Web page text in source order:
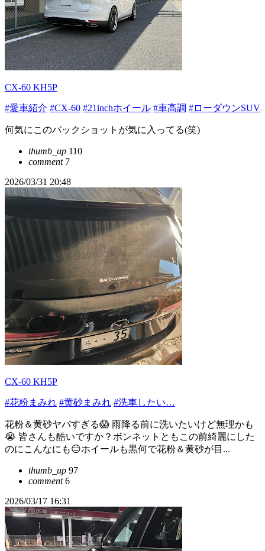
CX-60 KH5P
#愛車紹介 #CX-60 #21inchホイール #車高調 #ローダウンSUV
何気にこのバックショットが気に入ってる(笑)
thumb_up 110
comment7
2026/03/31 20:48
CX-60 KH5P
#花粉まみれ #黄砂まみれ #洗車したい…
花粉＆黄砂ヤバすぎる😱 雨降る前に洗いたいけど無理かも
😭 皆さんも酷いですか？ボンネットともこの前綺麗にした
のにこんなにも😑ホイールも黒何で花粉＆黄砂が目...
thumb_up 97
comment6
2026/03/17 16:31